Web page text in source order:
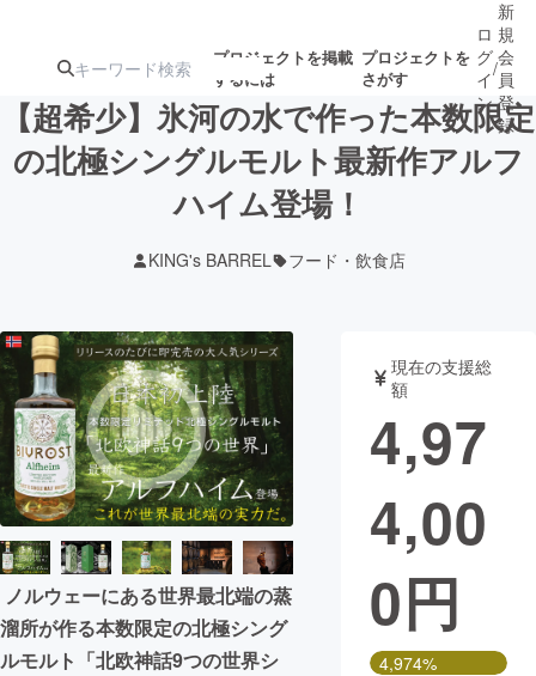
プロジェクトを掲載
するには
プロジェクトを
さがす
注目の新着プロ募集終了が近いプ
テクノロジー・ガジェット
映像・映画 書籍・雑誌
ビジネス・起業 チャレンジ
まちづくり・地域活性化
CAMPFIRE for Social Good
CAMPFIRE Creation
ロ
グ
イ
ン
/
新
規
会
員
登
録
【超希少】氷河の水で作った本数限定
の北極シングルモルト最新作アルフ
ハイム登場！
KING's BARREL フード・飲食店
ノルウェーにある世界最北端の蒸
溜所が作る本数限定の北極シング
ルモルト「北欧神話9つの世界シ
現在の支援総
額
4,97
4,00
0円
4,974%